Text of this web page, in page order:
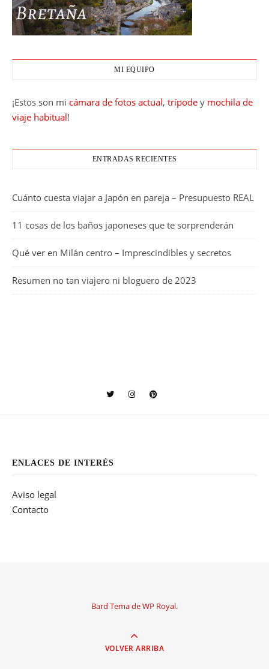
MI EQUIPO
¡Estos son mi cámara de fotos actual, trípode y mochila de
viaje habitual!
ENTRADAS RECIENTES
Cuánto cuesta viajar a Japón en pareja – Presupuesto REAL
11 cosas de los baños japoneses que te sorprenderán
Qué ver en Milán centro – Imprescindibles y secretos
Resumen no tan viajero ni bloguero de 2023
ENLACES DE INTERÉS
Aviso legal
Contacto
Bard Tema deWP Royal.
VOLVER ARRIBA